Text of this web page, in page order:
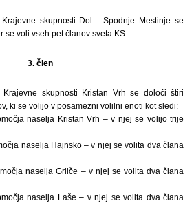
skupnosti Dol - Spodnje Mestinje se
voli vseh pet članov sveta KS.
3. člen
skupnosti Kristan Vrh se določi štiri
ki se volijo v posamezni volilni enoti kot sledi:
naselja Kristan Vrh – v njej se volijo trije
naselja Hajnsko – v njej se volita dva člana
naselja Grliče – v njej se volita dva člana
naselja Laše – v njej se volita dva člana